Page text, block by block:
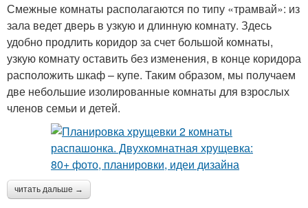
Смежные комнаты располагаются по типу «трамвай»: из
зала ведет дверь в узкую и длинную комнату. Здесь
удобно продлить коридор за счет большой комнаты,
узкую комнату оставить без изменения, в конце коридора
расположить шкаф – купе. Таким образом, мы получаем
две небольшие изолированные комнаты для взрослых
членов семьи и детей.
читать дальше →